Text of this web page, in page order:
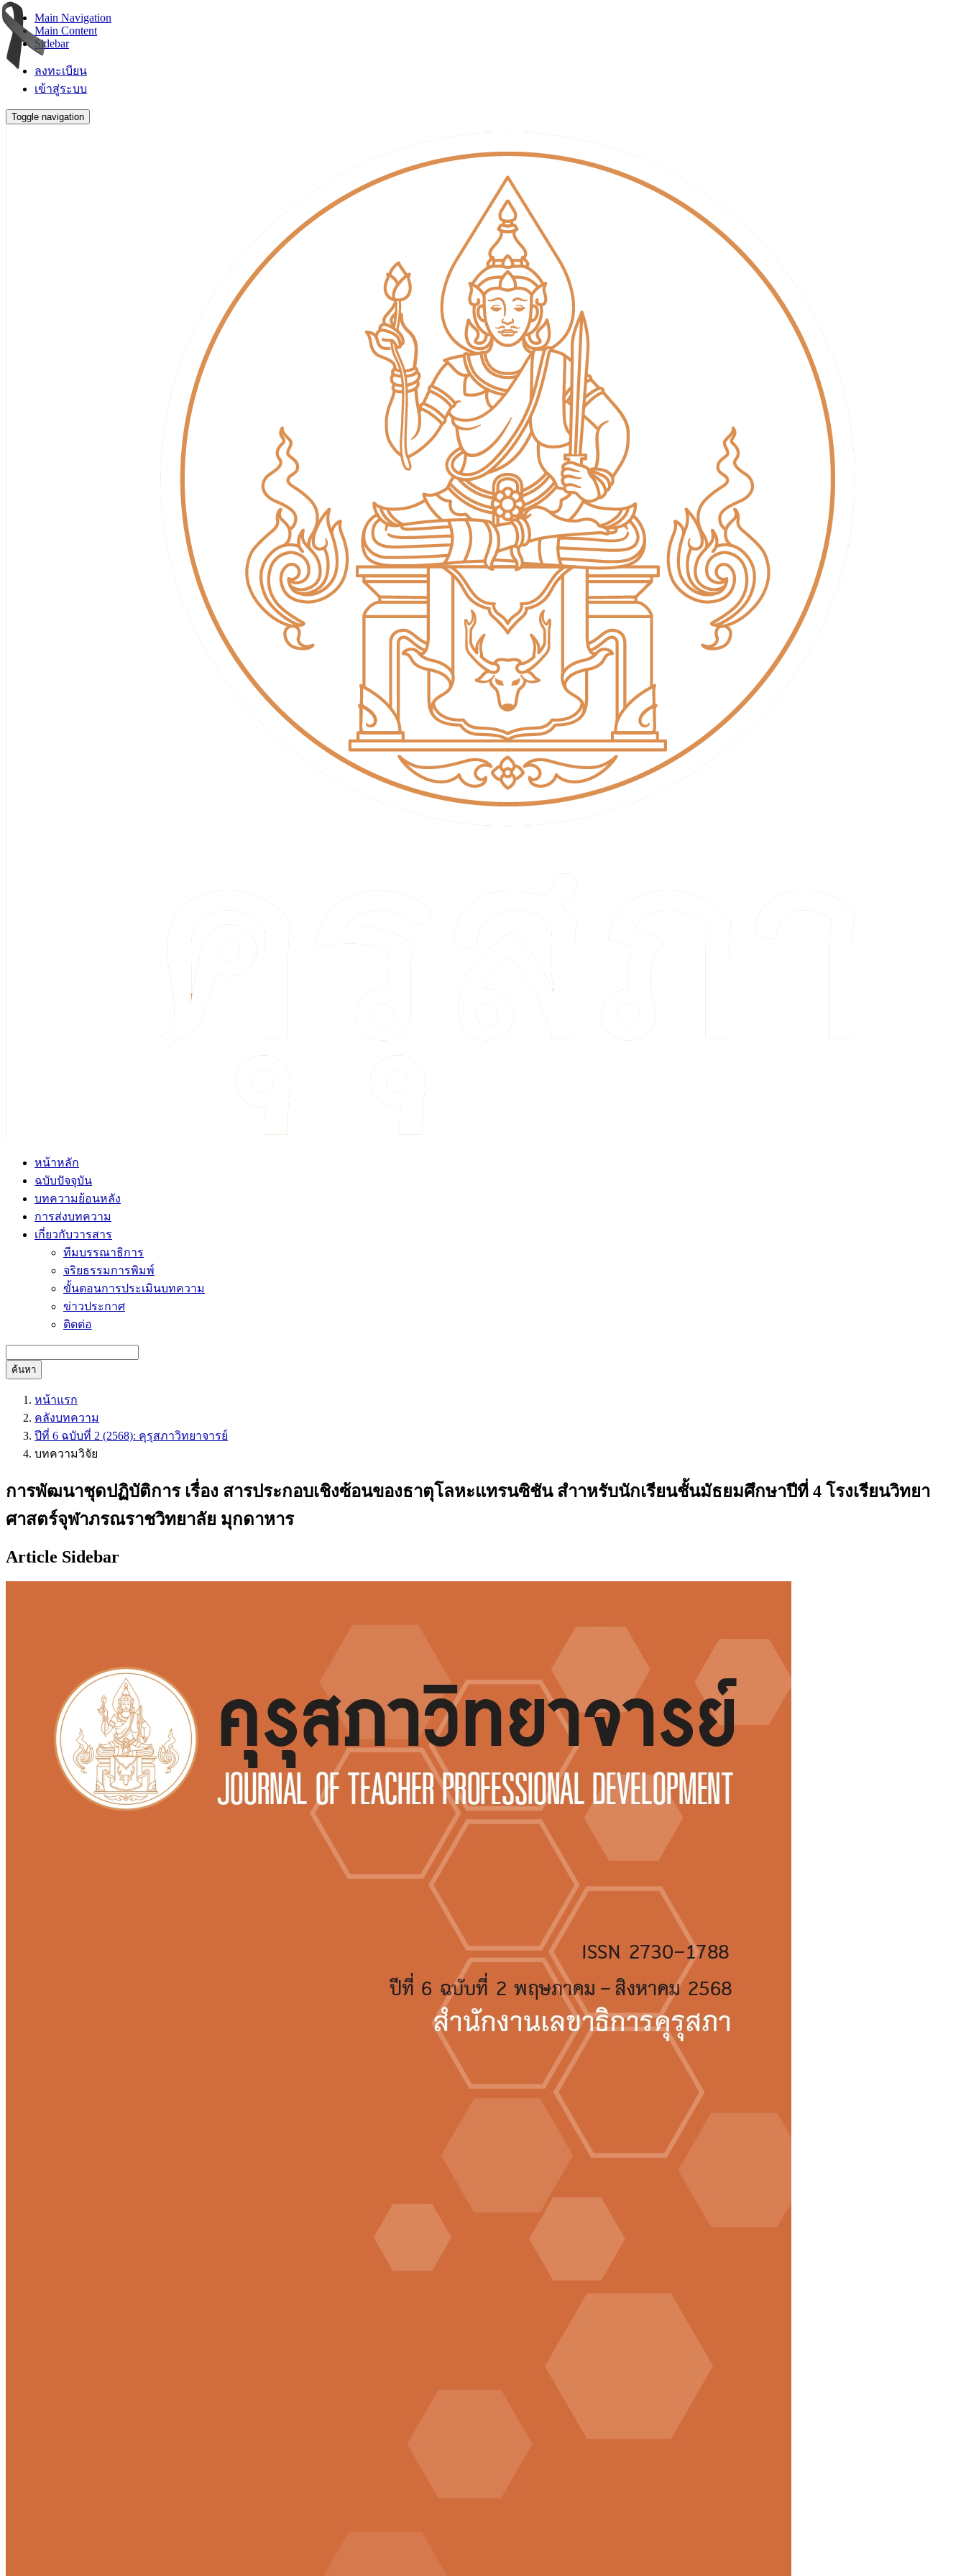
Main Navigation
Main Content
Sidebar
ลงทะเบียน
เข้าสู่ระบบ
Toggle navigation
หน้าหลัก
ฉบับปัจจุบัน
บทความย้อนหลัง
การส่งบทความ
เกี่ยวกับวารสาร
ทีมบรรณาธิการ
จริยธรรมการพิมพ์
ขั้นตอนการประเมินบทความ
ข่าวประกาศ
ติดต่อ
ค้นหา
หน้าแรก
คลังบทความ
ปีที่ 6 ฉบับที่ 2 (2568): คุรุสภาวิทยาจารย์
บทความวิจัย
การพัฒนาชุดปฏิบัติการ เรื่อง สารประกอบเชิงซ้อนของธาตุโลหะแทรนซิชัน สำาหรับนักเรียนชั้นมัธยมศึกษาปีที่ 4 โรงเรียนวิทยา
ศาสตร์จุฬาภรณราชวิทยาลัย มุกดาหาร
Article Sidebar